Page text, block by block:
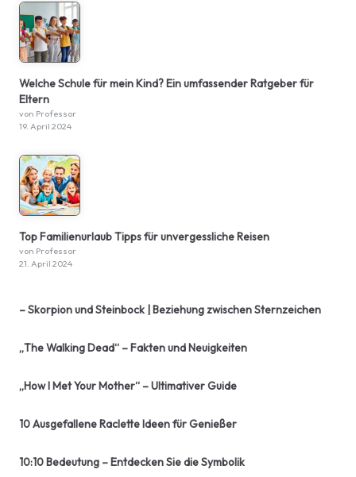
Welche Schule für mein Kind? Ein umfassender Ratgeber für
Eltern
von Professor
19. April 2024
Top Familienurlaub Tipps für unvergessliche Reisen
von Professor
21. April 2024
– Skorpion und Steinbock | Beziehung zwischen Sternzeichen
„The Walking Dead“ – Fakten und Neuigkeiten
„How I Met Your Mother“ – Ultimativer Guide
10 Ausgefallene Raclette Ideen für Genießer
10:10 Bedeutung – Entdecken Sie die Symbolik